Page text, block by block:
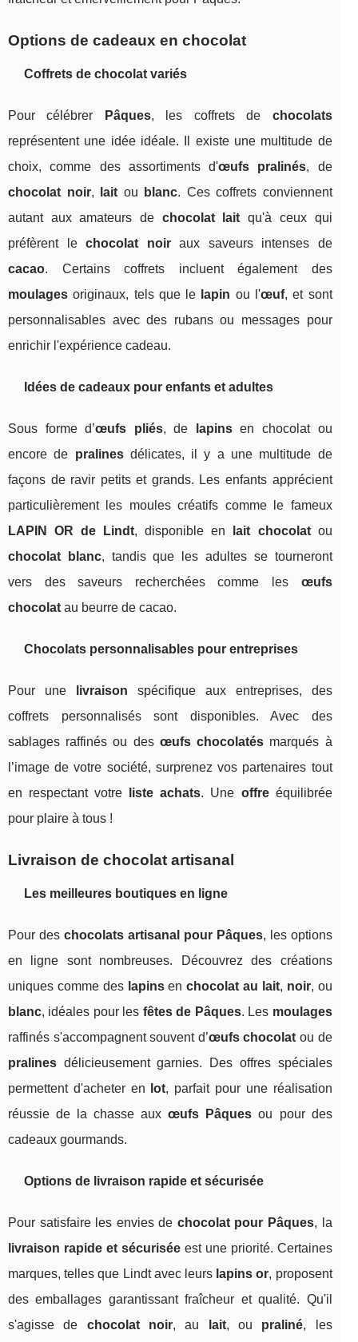
Options de cadeaux en chocolat
Coffrets de chocolat variés
Pour célébrer Pâques, les coffrets de chocolats
représentent une idée idéale. Il existe une multitude de
choix, comme des assortiments d'œufs pralinés, de
chocolat noir, lait ou blanc. Ces coffrets conviennent
autant aux amateurs de chocolat lait qu'à ceux qui
préfèrent lechocolat noiraux saveurs intenses de
cacao. Certains coffrets incluent également des
moulages originaux, tels que le lapin ou l'œuf, et sont
personnalisables avec des rubans ou messages pour
enrichir l'expérience cadeau.
Idées de cadeaux pour enfants et adultes
Sous forme d’œufs pliés, de lapinsen chocolat ou
encore de pralinesdélicates, il y a une multitude de
façons de ravir petits et grands. Les enfants apprécient
particulièrement les moules créatifs comme le fameux
LAPIN OR de Lindt, disponible en lait chocolatou
chocolat blanc, tandis que les adultes se tourneront
vers des saveurs recherchées comme les œufs
chocolat au beurre de cacao.
Chocolats personnalisables pour entreprises
Pour une livraison spécifique aux entreprises, des
coffrets personnalisés sont disponibles. Avec des
sablages raffinés ou des œufs chocolatés marqués à
l’image de votre société, surprenez vos partenaires tout
en respectant votre
liste achats. Une offreéquilibrée
pour plaire à tous !
Livraison de chocolat artisanal
Les meilleures boutiques en ligne
Pour des chocolats artisanal pour Pâques, les options
en ligne sont nombreuses. Découvrez des créations
uniques comme des lapinsenchocolat au lait, noir, ou
blanc, idéales pour les fêtes de Pâques. Les moulages
raffinés s'accompagnent souvent d’œufs chocolat ou de
pralines délicieusement garnies. Des offres spéciales
permettent d'acheter en
lot, parfait pour une réalisation
réussie de la chasse auxœufs Pâques ou pour des
cadeaux gourmands.
Options de livraison rapide et sécurisée
Pour satisfaire les envies de chocolat pour Pâques, la
livraison rapide et sécuriséeest une priorité. Certaines
marques, telles que Lindt avec leurs lapins or, proposent
des emballages garantissant fraîcheur et qualité. Qu'il
s'agisse de chocolat noir, au lait, ou praliné, les